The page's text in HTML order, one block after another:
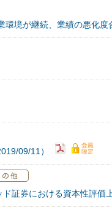
環境が継続、業績の悪化
09/11）
ド証券における資本性評価